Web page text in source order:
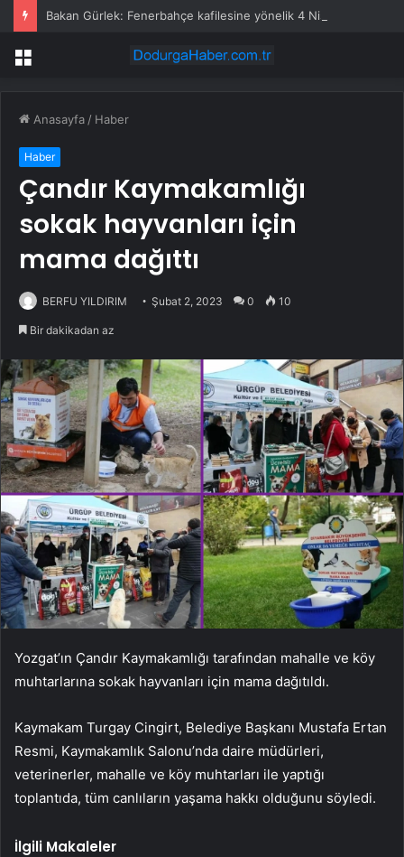
Menü
Anasayfa / Haber
Haber
Çandır Kaymakamlığı
sokak hayvanları için
mama dağıttı
BERFU YILDIRIM Şubat 2, 2023 0 10
Bir dakikadan az
Yozgat’ın Çandır Kaymakamlığı tarafından mahalle ve köy
muhtarlarına sokak hayvanları için mama dağıtıldı.
Kaymakam Turgay Cingirt, Belediye Başkanı Mustafa Ertan
Resmi, Kaymakamlık Salonu’nda daire müdürleri,
veterinerler, mahalle ve köy muhtarları ile yaptığı
toplantıda, tüm canlıların yaşama hakkı olduğunu söyledi.
İlgili Makaleler